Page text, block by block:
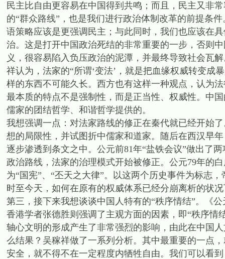
民主比自由更容易在中国得到共鸣；而且，民主又非
的“群众路线”，也是我们进行政治体制改革的前提条
语策略应该是更强调民主；与此同时，我们也应该在
治。这是打开中国政治死结的非常重要的一步，否则
义，很容易陷入负压政治的泥潭，并最终导致社会瓦
祥认为，法家的“所谓‘变法’，就是把血缘权威转变成
样的东西不可能久长。西方也有这样一种观点，认为
最本质的特点不是强制性，而是正当性、权威性。中
儒家的团结哲学、和谐哲学提供的。
我想强调一点：对法家路线的修正在秦代就已经开始
想的局限性，并试图折中儒家和道家。随后在西汉早
逐步渗透到条文之中。公元前81年“盐铁会议”做出
政治路线，法家的治理模式开始被修正。公元79年的
为“国宪”、“丕天之大律”。以这两个历史事件为标志
时至今天，如何在原有的权威体系已经分崩离析的状
第三，接下来我想谈谈中国人特有的“秩序情结”。《
香港学者张德胜则强调了主观方面的因素，即“秩序情
轴心文明的形成产生了非常强烈的影响，由此在中国
么结果？吴稼祥做了一系列分析。其中最重要的一点
安全，就不得不在一定程度内牺牲自由。我们可以看